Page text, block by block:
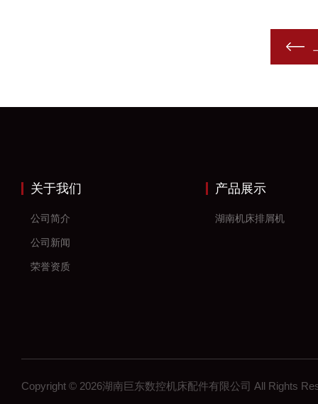
关于我们
公司简介
公司新闻
荣誉资质
产品展示
湖南机床排屑机
Copyright © 2026湖南巨东数控机床配件有限公司 All Rights